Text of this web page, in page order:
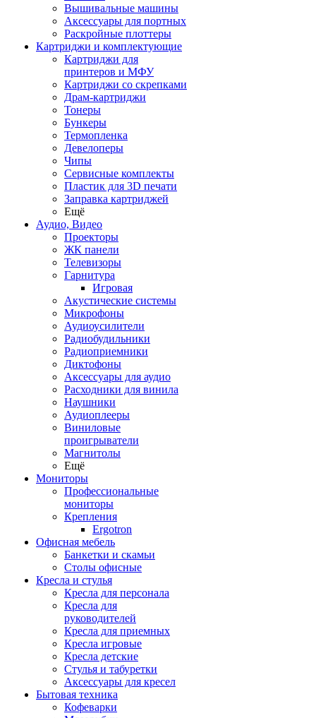
Вышивальные машины
Аксессуары для портных
Раскройные плоттеры
Картриджи и комплектующие
Картриджи для
принтеров и МФУ
Картриджи со скрепками
Драм-картриджи
Тонеры
Бункеры
Термопленка
Девелоперы
Чипы
Сервисные комплекты
Пластик для 3D печати
Заправка картриджей
Ещё
Аудио, Видео
Проекторы
ЖК панели
Телевизоры
Гарнитура
Игровая
Акустические системы
Микрофоны
Аудиоусилители
Радиобудильники
Радиоприемники
Диктофоны
Аксессуары для аудио
Расходники для винила
Наушники
Аудиоплееры
Виниловые
проигрыватели
Магнитолы
Ещё
Мониторы
Профессиональные
мониторы
Крепления
Ergotron
Офисная мебель
Банкетки и скамьи
Столы офисные
Кресла и стулья
Кресла для персонала
Кресла для
руководителей
Кресла для приемных
Кресла игровые
Кресла детские
Стулья и табуретки
Аксессуары для кресел
Бытовая техника
Кофеварки